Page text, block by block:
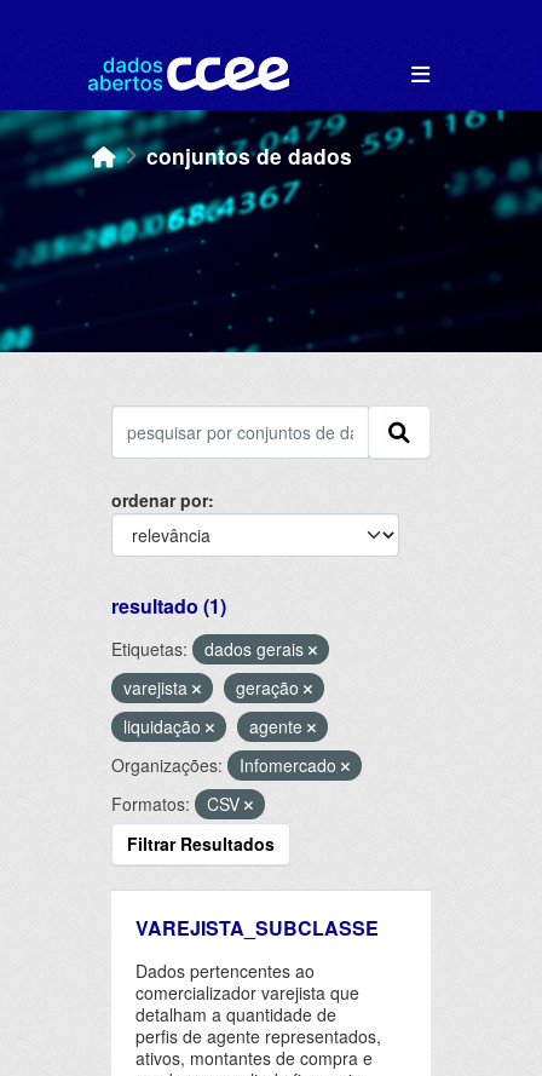
conjuntos de dados
ordenar por
resultado (1)
Etiquetas:
dados gerais
varejista
geração
liquidação
agente
Organizações:
Infomercado
Formatos:
CSV
Filtrar Resultados
VAREJISTA_SUBCLASSE
Dados pertencentes ao
comercializador varejista que
detalham a quantidade de
perfis de agente representados,
ativos, montantes de compra e